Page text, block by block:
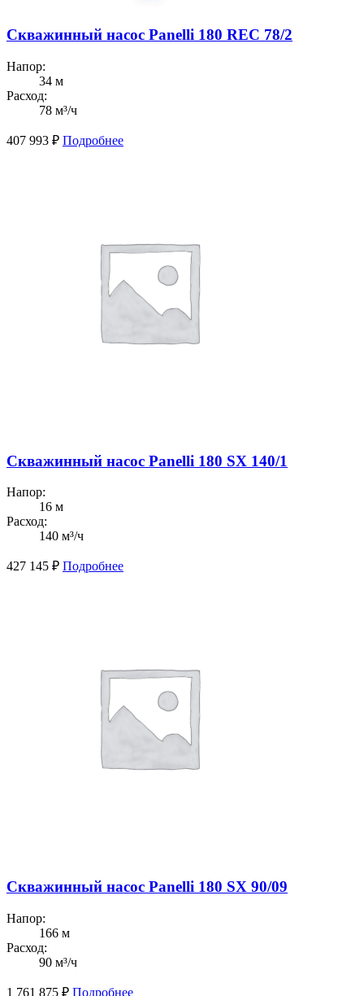
Скважинный насос Panelli 180 REC 78/2
Напор:
34 м
Расход:
78 м³/ч
407 993 ₽ Подробнее
Скважинный насос Panelli 180 SX 140/1
Напор:
16 м
Расход:
140 м³/ч
427 145 ₽ Подробнее
Скважинный насос Panelli 180 SX 90/09
Напор:
166 м
Расход:
90 м³/ч
1 761 875 ₽ Подробнее